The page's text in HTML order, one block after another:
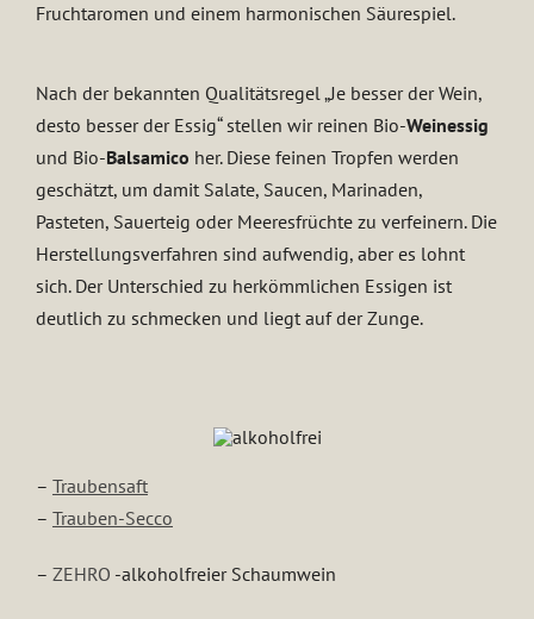
Fruchtaromen und einem harmonischen Säurespiel.
Nach der bekannten Qualitätsregel „Je besser der Wein,
desto besser der Essig“ stellen wir reinen Bio-Weinessig
und Bio-Balsamico her. Diese feinen Tropfen werden
geschätzt, um damit Salate, Saucen, Marinaden,
Pasteten, Sauerteig oder Meeresfrüchte zu verfeinern. Die
Herstellungsverfahren sind aufwendig, aber es lohnt
sich. Der Unterschied zu herkömmlichen Essigen ist
deutlich zu schmecken und liegt auf der Zunge.
– Traubensaft
– Trauben-Secco
– ZEHRO -alkoholfreier Schaumwein